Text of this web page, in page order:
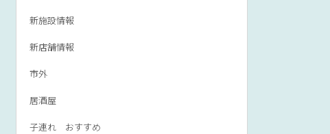
新施設情報
新店舗情報
市外
居酒屋
子連れ おすすめ